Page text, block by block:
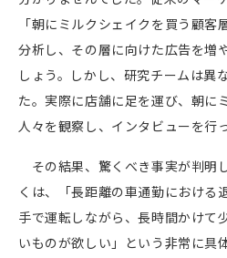
「朝にミルクシェイクを買う顧
分析し、その層に向けた広告を増
しょう。しかし、研究チームは異
た。実際に店舗に足を運び、朝に
人々を観察し、インタビューを行
その結果、驚くべき事実が判明
くは、「長距離の車通勤における
手で運転しながら、長時間かけて
いものが欲しい」という非常に具